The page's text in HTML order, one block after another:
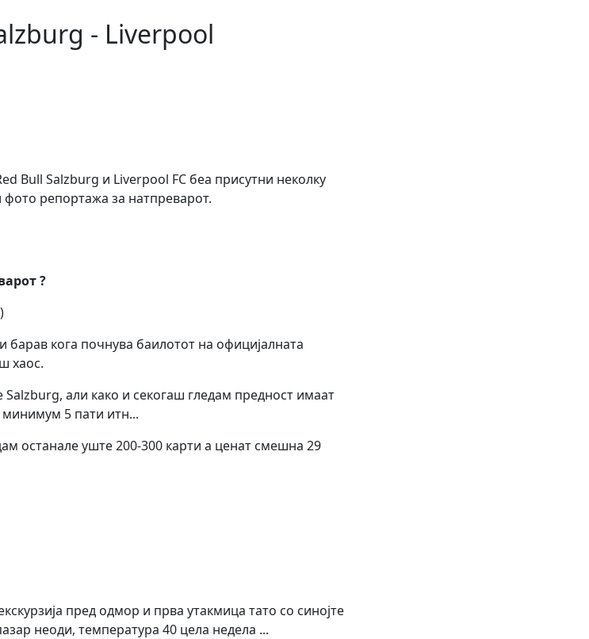
- Liverpool
Bull Salzburg и Liverpool FC беа присутни неколку
репортажа за натпреварот.
?
барав кога почнува баилотот на официјалната
хаос.
Salzburg, али како и секогаш гледам предност имаат
минимум 5 пати итн...
останале уште 200-300 карти а ценат смешна 29
пред одмор и прва утакмица тато со синојте
неоди, температура 40 цела недела ...